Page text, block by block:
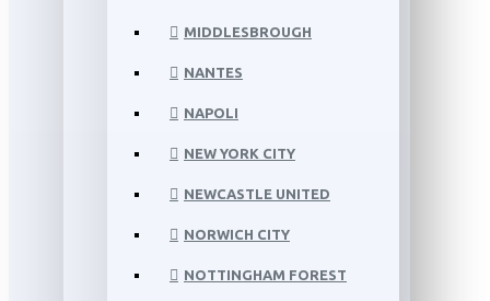
MIDDLESBROUGH
NANTES
NAPOLI
NEW YORK CITY
NEWCASTLE UNITED
NORWICH CITY
NOTTINGHAM FOREST